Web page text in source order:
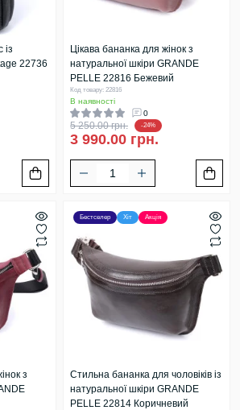
із
22736
Цікава бананка для жінок з
натуральної шкіри GRANDE
PELLE 22816 Бежевий
Код товару: 22816
В наявності
0
5 250.00 грн. -24%
3 990.00 грн.
з
Бестселер Хіт Акція
Стильна бананка для чоловіків із
натуральної шкіри GRANDE
PELLE 22814 Коричневий